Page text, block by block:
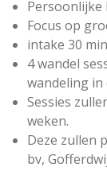
Focus op
intake 30
4 wandel
wandeling in
Sessies
weken.
Deze zullen
bv,